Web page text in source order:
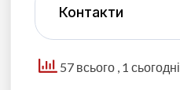
Контакти
57 всього , 1 сьогодні